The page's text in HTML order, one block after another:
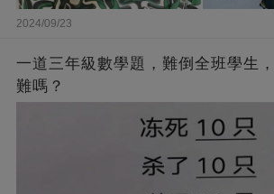
2024/09/23
一道三年級數學題，難倒全班學生
難嗎？